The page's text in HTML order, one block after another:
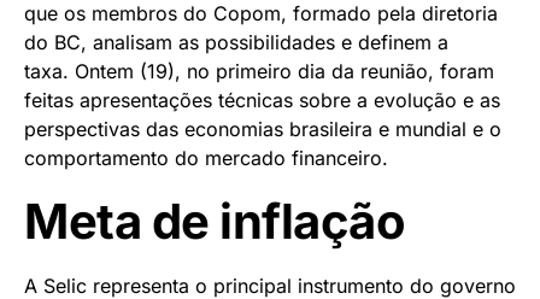
que os membros do Copom, formado pela diretoria
do BC, analisam as possibilidades e definem a
taxa. Ontem (19), no primeiro dia da reunião, foram
feitas apresentações técnicas sobre a evolução e as
perspectivas das economias brasileira e mundial e o
comportamento do mercado financeiro.
Meta de inflação
A Selic representa o principal instrumento do governo